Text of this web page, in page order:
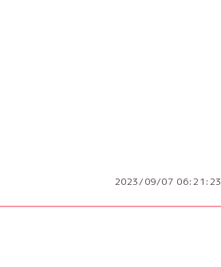
2023/09/07 06:21:23